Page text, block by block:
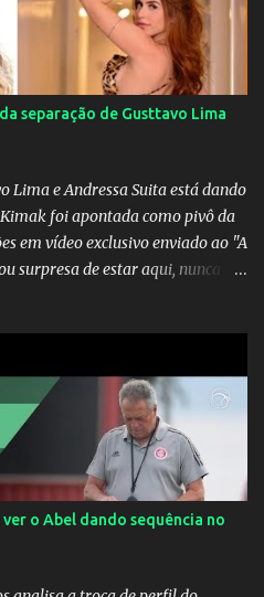
separação de Gusttavo Lima
Lima e Andressa Suita está dando
foi apontada como pivô da
em vídeo exclusivo enviado ao "A
surpresa de estar aqui, nunca
contou que recebe diversos
em que foi contratada para
Gusttavo Lima em Manaus,
onde seria o show, divulguei
eu não pude ir, porque estava
A notícia da separação de
foi divulgada no dia 9 de outubro.
anos e houve rumores de uma
o Abel dando sequência no